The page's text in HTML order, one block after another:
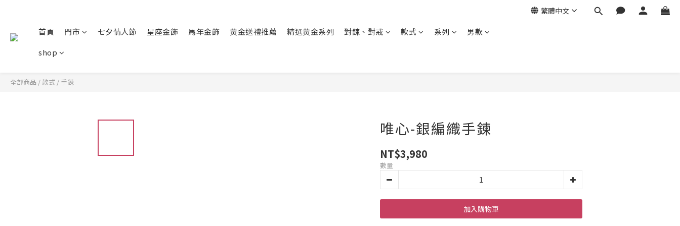
繁體中文
首頁 門市 七夕情人節 星座金飾 馬年金飾 黃金送禮推薦 精選黃金系列 對鍊、對戒 款式 系列
男款
shop
全部商品 /款式 /手鍊
唯心-銀編織手鍊
NT$3,980
數量
加入購物車